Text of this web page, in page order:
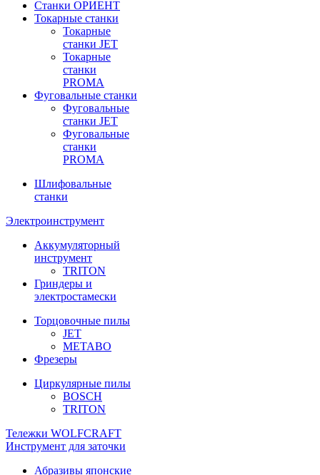
Станки ОРИЕНТ
Токарные станки
Toкарные
станки JET
Токарные
станки
PROMA
Фуговальные станки
Фуговальные
станки JET
Фуговальные
станки
PROMA
Шлифовальные
станки
Электроинструмент
Аккумуляторный
инструмент
TRITON
Гриндеры и
электростамески
Торцовочные пилы
JET
METABO
Фрезеры
Циркулярные пилы
BOSCH
TRITON
Тележки WOLFCRAFT
Инструмент для заточки
Абразивы японские